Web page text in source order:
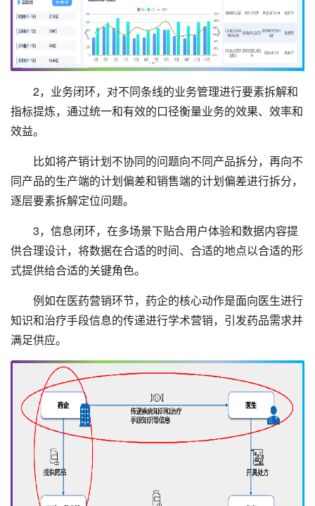
2，业务闭环，对不同条线的业务管理进行要素拆解和
指标提炼，通过统一和有效的口径衡量业务的效果、效率和
效益。
比如将产销计划不协同的问题向不同产品拆分，再向不
同产品的生产端的计划偏差和销售端的计划偏差进行拆分，
逐层要素拆解定位问题。
3，信息闭环，在多场景下贴合用户体验和数据内容提
供合理设计，将数据在合适的时间、合适的地点以合适的形
式提供给合适的关键角色。
例如在医药营销环节，药企的核心动作是面向医生进行
知识和治疗手段信息的传递进行学术营销，引发药品需求并
满足供应。